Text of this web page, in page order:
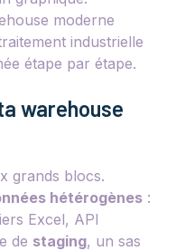
moderne
industrielle
étape par étape.
warehouse
grands blocs.
hétérogènes :
Excel, API
de staging, un sas